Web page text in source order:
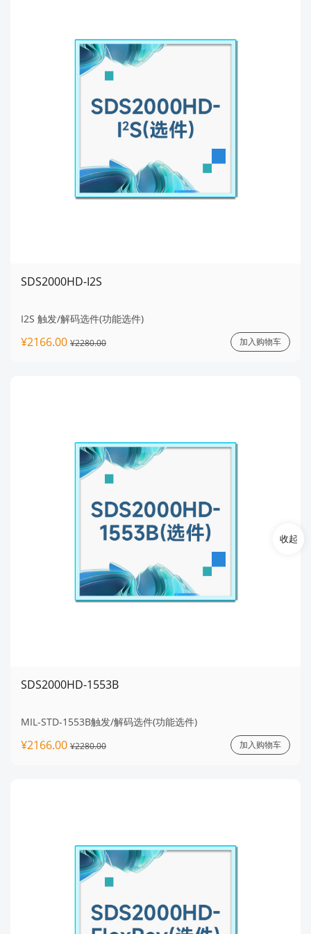
SDS2000HD-I2S
I2S 触发/解码选件(功能选件)
¥2166.00 ¥2280.00 加入购物车
SDS2000HD-1553B
MIL-STD-1553B触发/解码选件(功能选件)
¥2166.00 ¥2280.00 加入购物车
收起